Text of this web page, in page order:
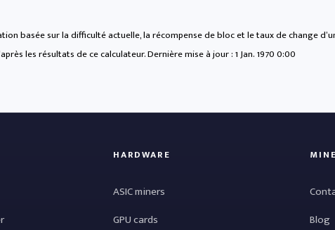
basée sur la difficulté actuelle, la récompense de bloc et le taux de change
les résultats de ce calculateur. Dernière mise à jour :1 Jan. 1970 0:00
HARDWARE
ASIC miners
GPU cards
Blog